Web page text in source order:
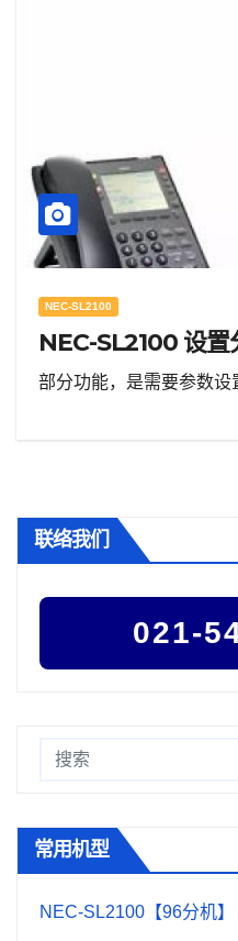
NEC-SL2100
NEC-SL2100 设置
部分功能，是需要参数
联络我们
021-
常用机型
NEC-SL2100【96分机】